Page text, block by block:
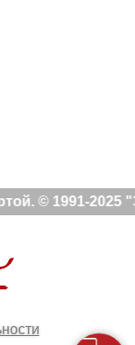
© 1991-2025